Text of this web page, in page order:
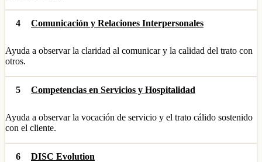
4 Comunicación y Relaciones Interpersonales
Ayuda a observar la claridad al comunicar y la calidad del trato con
otros.
5 Competencias en Servicios y Hospitalidad
Ayuda a observar la vocación de servicio y el trato cálido sostenido
con el cliente.
6 DISC Evolution